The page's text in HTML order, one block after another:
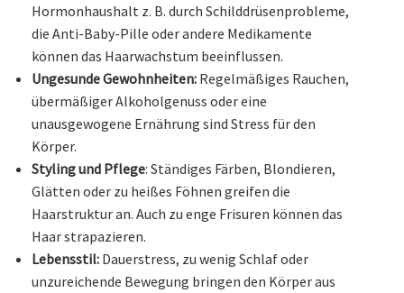
Hormonhaushalt z. B. durch Schilddrüsenprobleme,
die Anti-Baby-Pille oder andere Medikamente
können das Haarwachstum beeinflussen.
Ungesunde Gewohnheiten: Regelmäßiges Rauchen,
übermäßiger Alkoholgenuss oder eine
unausgewogene Ernährung sind Stress für den
Körper.
Styling und Pflege: Ständiges Färben, Blondieren,
Glätten oder zu heißes Föhnen greifen die
Haarstruktur an. Auch zu enge Frisuren können das
Haar strapazieren.
Lebensstil: Dauerstress, zu wenig Schlaf oder
unzureichende Bewegung bringen den Körper aus